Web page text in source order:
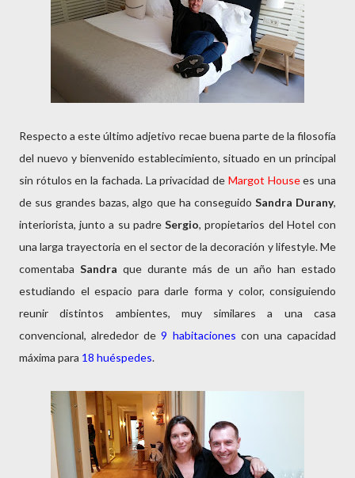
Respecto a este último adjetivo recae buena parte de la filosofía
del nuevo y bienvenido establecimiento, situado en un principal
sin rótulos en la fachada. La privacidad de Margot Housees una
de sus grandes bazas, algo que ha conseguido Sandra Durany,
interiorista, junto a su padreSergio, propietarios del Hotel con
una larga trayectoria en el sector de la decoración y lifestyle. Me
comentaba Sandra que durante más de un año han estado
estudiando el espacio para darle forma y color, consiguiendo
reunir distintos ambientes, muy similares a una casa
convencional, alrededor de9 habitaciones con una capacidad
máxima para 18 huéspedes.